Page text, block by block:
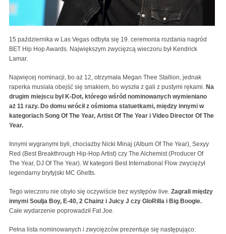
15 października w Las Vegas odbyła się 19. ceremonia rozdania nagród
BET Hip Hop Awards. Największym zwycięzcą wieczoru był Kendrick
Lamar.
Najwięcej nominacji, bo aż 12, otrzymała Megan Thee Stallion, jednak
raperka musiała obejść się smakiem, bo wyszła z gali z pustymi rękami. Na
drugim miejscu był K-Dot, którego wśród nominowanych wymieniano
aż 11 razy. Do domu wrócił z ośmioma statuetkami, między innymi w
kategoriach Song Of The Year, Artist Of The Year i Video Director Of The
Year.
Innymi wygranymi byli, chociażby Nicki Minaj (Album Of The Year), Sexyy
Red (Best Breakthrough Hip-Hop Artist) czy The Alchemist (Producer Of
The Year, DJ Of The Year). W kategorii Best International Flow zwyciężył
legendarny brytyjski MC Ghetts.
Tego wieczoru nie obyło się oczywiście bez występów live. Zagrali między
innymi Soulja Boy, E-40, 2 Chainz i Juicy J czy GloRilla i Big Boogie.
Całe wydarzenie poprowadził Fat Joe.
Pełna lista nominowanych i zwycięzców prezentuje się następująco: